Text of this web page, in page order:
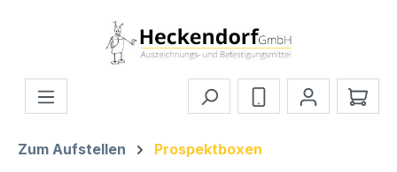
Zum Hauptinhalt springen
Zum Aufstellen Prospektboxen